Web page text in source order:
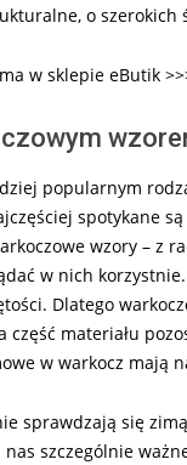
o szerokich
w sklepie eButik
popularnym
spotykane
wzory – z
w nich
Dlatego
część materiału
w warkocz mają
sprawdzają się
szczególnie